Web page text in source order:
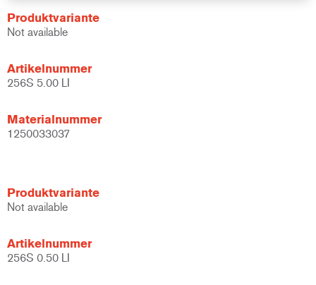
Produktvariante
Not available
Artikelnummer
256S 5.00 LI
Materialnummer
1250033037
Produktvariante
Not available
Artikelnummer
256S 0.50 LI